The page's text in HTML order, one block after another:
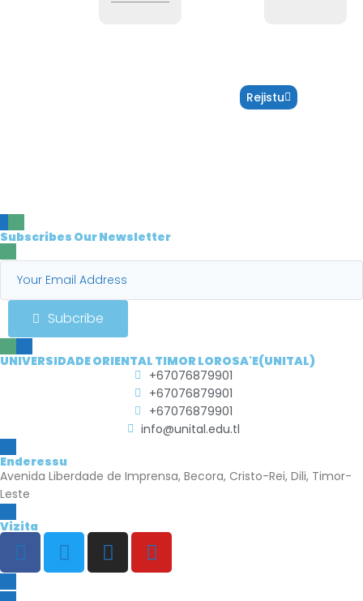
Rejistu
Subscribes Our Newsletter
Subcribe
UNIVERSIDADE ORIENTAL TIMOR LOROSA'E(UNITAL)
+67076879901
+67076879901
+67076879901
info@unital.edu.tl
Enderessu
Avenida Liberdade de Imprensa, Becora, Cristo-Rei, Dili, Timor-
Leste
Vizita